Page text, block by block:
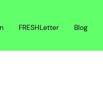
FRESHLetter Blog